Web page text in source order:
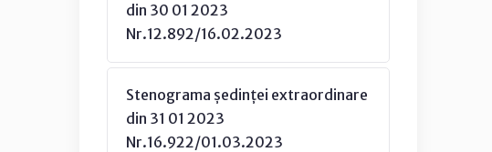
din 30 01 2023
Nr.12.892/16.02.2023
Stenograma ședinței extraordinare
din 31 01 2023
Nr.16.922/01.03.2023